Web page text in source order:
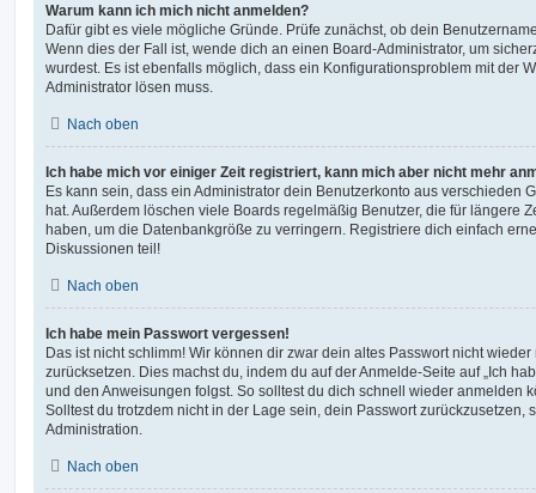
Warum kann ich mich nicht anmelden?
Dafür gibt es viele mögliche Gründe. Prüfe zunächst, ob dein
Wenn dies der Fall ist, wende dich an einen Board-Administrator, um
wurdest. Es ist ebenfalls möglich, dass ein Konfigurationsproblem mit der
Administrator lösen muss.
Nach oben
Ich habe mich vor einiger Zeit registriert, kann mich aber nicht mehr
Es kann sein, dass ein Administrator dein Benutzerkonto aus verschieden
hat. Außerdem löschen viele Boards regelmäßig Benutzer, die für längere
haben, um die Datenbankgröße zu verringern. Registriere dich einfach
Diskussionen teil!
Nach oben
Ich habe mein Passwort vergessen!
Das ist nicht schlimm! Wir können dir zwar dein altes Passwort nicht
zurücksetzen. Dies machst du, indem du auf der Anmelde-Seite auf „Ich
und den Anweisungen folgst. So solltest du dich schnell wieder anmelden
Solltest du trotzdem nicht in der Lage sein, dein Passwort zurückzusetzen,
Administration.
Nach oben